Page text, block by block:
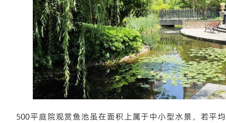
500平庭院观赏鱼池虽在面积上属于中小型水景，若平